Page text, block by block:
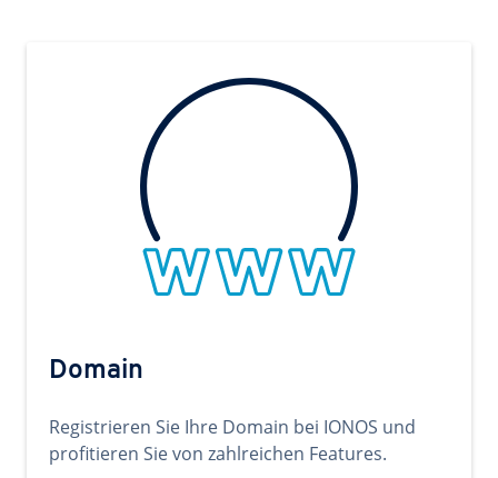
Domain
Registrieren Sie Ihre Domain bei IONOS und
profitieren Sie von zahlreichen Features.